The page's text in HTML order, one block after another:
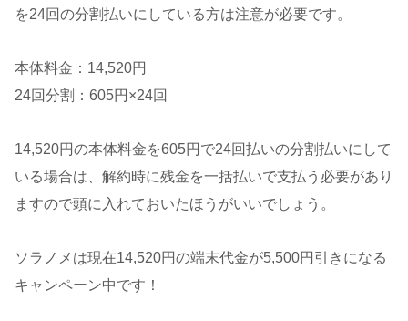
を24回の分割払いにしている方は注意が必要です。
本体料金：14,520円
24回分割：605円×24回
14,520円の本体料金を605円で24回払いの分割払いにして
いる場合は、解約時に残金を一括払いで支払う必要があり
ますので頭に入れておいたほうがいいでしょう。
ソラノメは現在14,520円の端末代金が5,500円引きになる
キャンペーン中です！